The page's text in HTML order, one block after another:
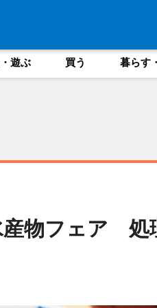
遊ぶ 買う 暮らす
産物フェア 処